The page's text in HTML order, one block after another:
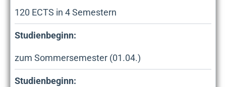
120 ECTS in 4Semestern
Studienbeginn:
zum Sommersemester (01.04.)
Studienbeginn: